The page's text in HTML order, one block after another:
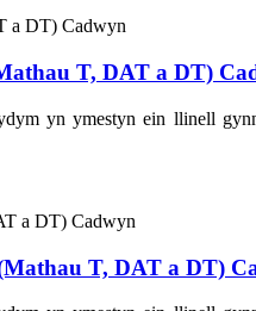
T, DAT a DT)
yn ymestyn ein llinell
T, DAT a DT)